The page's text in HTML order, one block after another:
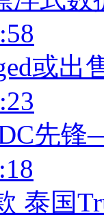
或出
先
泰国